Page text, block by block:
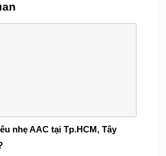
nhẹ AAC tại Tp.HCM, Tây